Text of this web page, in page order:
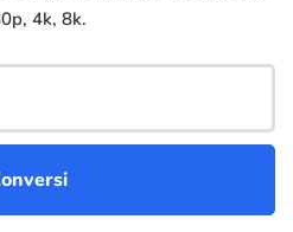
4k, 8k.